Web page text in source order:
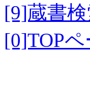
[9]蔵書
[0]TOP